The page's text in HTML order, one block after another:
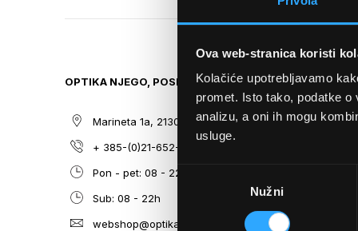
Ova web-stranica koristi
Kolačiće upotrebljavamo
promet. Isto tako, podatke
analizu, a oni ih mogu
usluge.
Odabir
Nužni
THE
THE
GALLERY
OPTIKA NJEGO, POSLOVNICA 1
Marineta 1a, 21300 Makarska
+ 385-(0)21-652-102
Pon - pet: 08 - 22h,
Sub: 08 - 22h
webshop@optikanjego.hr
SITEMAP
O nama
Optika